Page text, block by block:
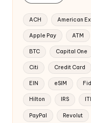
ACH American
Apple Pay ATM
BTC Capital One
Citi Credit Card
EIN eSIM
Hilton IRS
PayPal Revolut